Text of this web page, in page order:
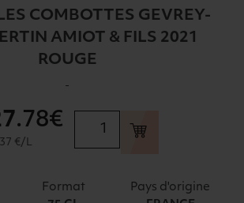
COMBOTTES GEVREY-
AMIOT & FILS 2021
ROUGE
-
.78€
€/L
Format Pays d'origine